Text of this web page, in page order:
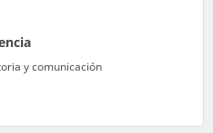
y comunicación